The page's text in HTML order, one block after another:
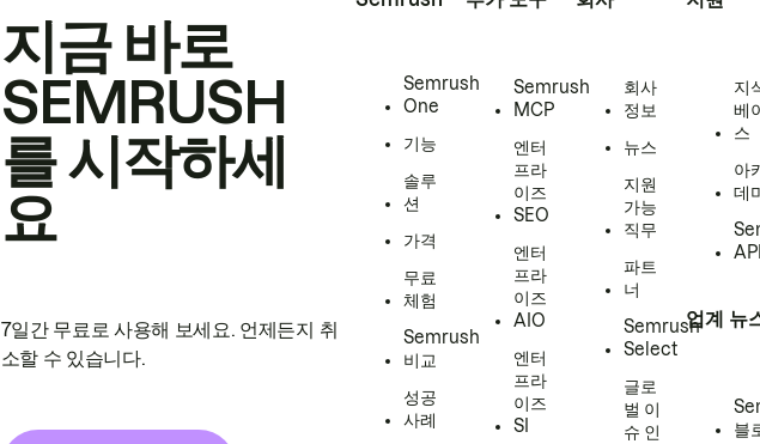
지금 바로
SEMRUSH
를 시작하세
요
7일간 무료로 사용해 보세요. 언제든지 취
소할 수 있습니다.
Semrush
One
기능
솔루
션
가격
무료
체험
Semrush
비교
성공
사례
Semrush
MCP
엔터
프라
이즈
SEO
엔터
프라
이즈
AIO
엔터
프라
이즈
SI
회사
정보
뉴스
지원
가능
직무
파트
너
Semrush
Select
글로
벌 이
슈 인
지
베
스
아
데
업계 뉴
블